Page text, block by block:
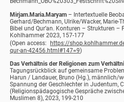
Mirjam.Maria.Maryam – Intertextuelle
Gerhard/Bechmann, Ulrike/Wacker, Marie-
Bibel und Qur’an. Konturen – Strukturen –
Kohlhammer 2023, 157-177
(Open access:
https://
qur-an-42456.html#147=9)
Das Verhältnis der Religionen zum
Tagungsrückblick auf gemeinsame
Harun / Landauer, Bruno (Hg.), männlich/
Spannung der Geschlechter in Judentum,
(Religionspädagogische Gespräche
Muslimen 8), 2023, 199-210